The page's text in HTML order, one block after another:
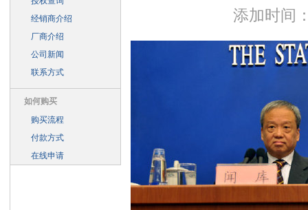
浴火重生 QQ邮箱绝地反击——腾讯企业邮箱团队的故事
腾讯有望跻身全球IT企业市值前十名 上海时空畅想2014年春节放
腾讯企业邮箱上海站客户见面会“信”随我动，一路“邮”你 上海时空
腾讯企业邮箱全国巡
2013年购买腾讯企业邮箱 送 腾讯通RTX 2013年春节放假通知
腾讯推企业邮箱iPhone App 助企业管理更高效 企业邮箱遭到黑客
整合企业通讯 腾讯企业邮箱塑行业标杆 微信用户破3亿威胁传统运
2011年国内邮箱市场概览 QQ邮箱占四成江山 约为网易两倍 上海
腾讯企业邮箱-2012年6月18日：群发邮件很轻松 腾讯企业邮箱-在
经销商介绍
厂商介绍
公司新闻
联系方式
如何购买
购买流程
付款方式
在线申请
添加时间